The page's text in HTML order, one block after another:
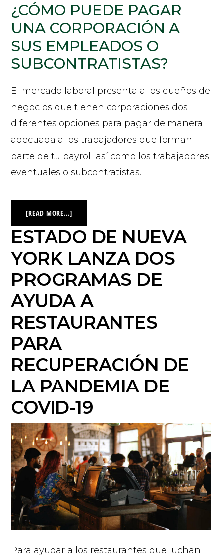
¿CÓMO PUEDE PAGAR
UNA CORPORACIÓN A
SUS EMPLEADOS O
SUBCONTRATISTAS?
El mercado laboral presenta a los dueños de
negocios que tienen corporaciones dos
diferentes opciones para pagar de manera
adecuada a los trabajadores que forman
parte de tu payroll así como los trabajadores
eventuales o subcontratistas.
[READ MORE…]
ESTADO DE NUEVA
YORK LANZA DOS
PROGRAMAS DE
AYUDA A
RESTAURANTES
PARA
RECUPERACIÓN DE
LA PANDEMIA DE
COVID-19
Para ayudar a los restaurantes que luchan